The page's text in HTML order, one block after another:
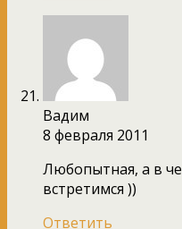
Вадим
8 февраля 2011
Любопытная, а в
встретимся ))
Ответить